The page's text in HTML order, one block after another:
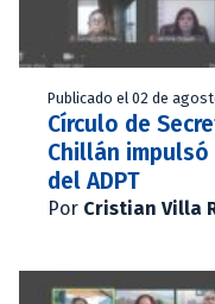
Publicado el 02 de
Círculo de
Chillán
del ADPT
Por Cristian Villa